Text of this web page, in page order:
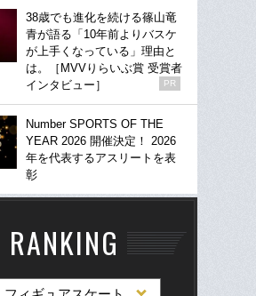
38歳でも進化を続ける篠山竜
青が語る「10年前よりバスケ
が上手くなっている」理由と
は。［MVVりらいぶ賞 受賞者
インタビュー］
PR
Number SPORTS OF THE
YEAR 2026 開催決定！ 2026
年を代表するアスリートを表
彰
RANKING